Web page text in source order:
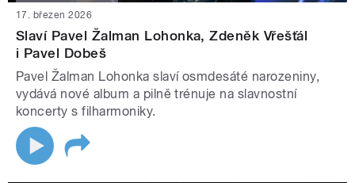
17. březen 2026
Slaví Pavel Žalman Lohonka, Zdeněk Vřešťál
i Pavel Dobeš
Pavel Žalman Lohonka slaví osmdesáté narozeniny,
vydává nové album a pilně trénuje na slavnostní
koncerty s filharmoniky.